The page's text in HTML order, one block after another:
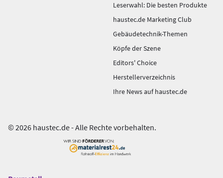
Leserwahl: Die besten Produkte
haustec.de Marketing Club
Gebäudetechnik-Themen
Köpfe der Szene
Editors' Choice
Herstellerverzeichnis
Ihre News auf haustec.de
© 2026 haustec.de - Alle Rechte vorbehalten.